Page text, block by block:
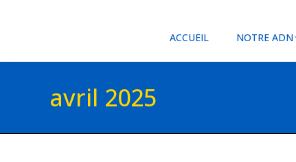
ACCUEIL NOTRE ADN
avril 2025